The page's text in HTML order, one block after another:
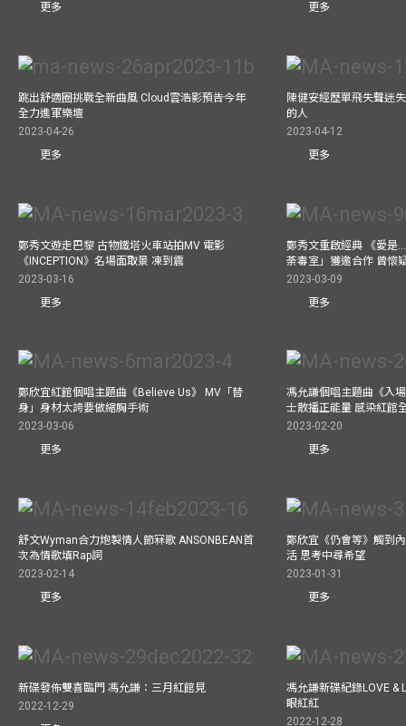
更多
更多
跳出舒適圈挑戰全新曲風 Cloud雲浩影預告今年
全力進軍樂壇
2023-04-26
更多
陳健安經歷單飛失聲迷
的人
2023-04-12
更多
鄭秀文遊走巴黎 古物鐵塔火車站拍MV 電影
《INCEPTION》名場面取景 凍到震
2023-03-16
更多
鄭秀文重啟經典 《愛是
荼毒室」獲邀合作 曾懷
2023-03-09
更多
鄭欣宜紅館個唱主題曲《Believe Us》 MV「替
身」身材太誇要做縮胸手術
2023-03-06
更多
馮允謙個唱主題曲《入
士散播正能量 感染紅館
2023-02-20
更多
舒文Wyman合力炮製情人節冧歌 ANSONBEAN首
次為情歌填Rap詞
2023-02-14
更多
鄭欣宜《仍會等》觸到
活 思考中尋希望
2023-01-31
更多
新碟發佈雙喜臨門 馮允謙：三月紅館見
2022-12-29
馮允謙新碟紀錄LOVE &
眼紅紅
2022-12-28